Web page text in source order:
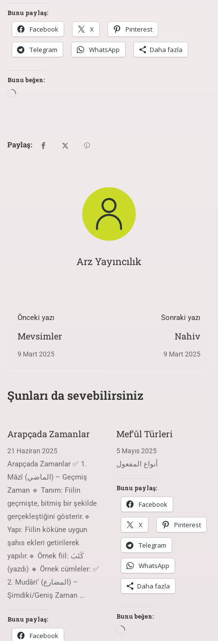
Bunu paylaş:
Facebook X Pinterest
Telegram WhatsApp Daha fazla
Bunu beğen:
Paylaş:
Arz Yayıncılık
Önceki yazı
Mevsimler
9 Mart 2025
Sonraki yazı
Nahiv
9 Mart 2025
Şunları da sevebilirsiniz
Arapçada Zamanlar
21 Haziran 2025
Arapçada Zamanlar ✅ 1.
Mâzî (الماضي) – Geçmiş
Zaman 🔹 Tanım: Fiilin
geçmişte, bitmiş bir şekilde
gerçekleştiğini gösterir.🔹
Yapı: Fiilin köküne uygun
şahıs ekleri getirilerek
yapılır.🔹 Örnek fiil: كَتَبَ
(yazdı) 🔸 Örnek cümleler: ✅
2. Mudâri‘ (المضارع) –
Şimdiki/Geniş Zaman …
Bunu paylaş:
Facebook
Mef’ûl Türleri
5 Mayıs 2025
أنواع المفعول
Bunu paylaş:
Facebook
X Pinterest
Telegram
WhatsApp
Daha fazla
Bunu beğen: